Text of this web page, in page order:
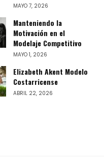
MAYO 7, 2026
Manteniendo la
Motivación en el
Modelaje Competitivo
MAYO 1, 2026
Elizabeth Akent Modelo
Costarricense
ABRIL 22, 2026